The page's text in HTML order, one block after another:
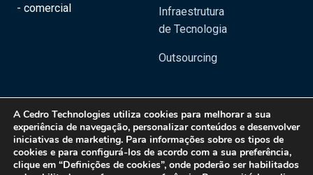
A Cedro Technologies utiliza cookies para melhorar a sua
experiência de navegação, personalizar conteúdos e desenvolver
iniciativas de marketing. Para informações sobre os tipos de
cookies e para configurá-los de acordo com a sua preferência,
clique em “Definições de cookies”, onde poderão ser habilitados
- comercial
Infraestrutura
de Tecnologia
Outsourcing
Copyright 2020 © Cedro Technologies - Todos os direitos reservados | CNPJ:
20.129.023/0001-08